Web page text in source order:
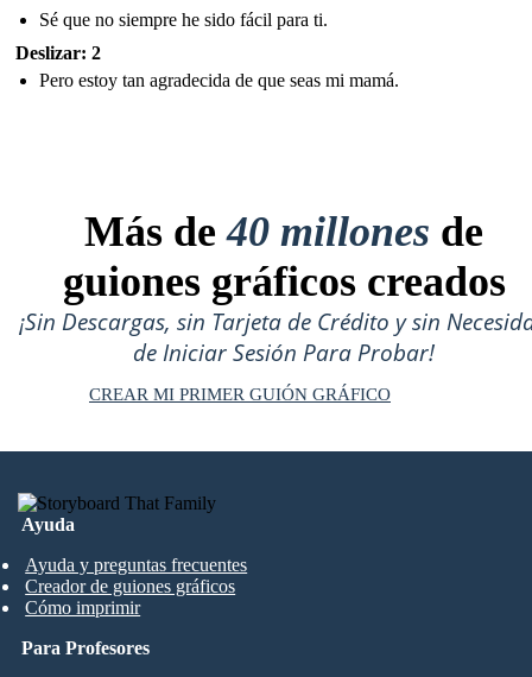
Sé que no siempre he sido fácil para ti.
Deslizar: 2
Pero estoy tan agradecida de que seas mi mamá.
Más de40 millones de
guiones gráficos creados
¡Sin Descargas, sin Tarjeta de Crédito y sin
de Iniciar Sesión Para Probar!
CREAR MI PRIMER GUIÓN GRÁFICO
Ayuda
Ayuda y preguntas frecuentes
Creador de guiones gráficos
Cómo imprimir
Para Profesores